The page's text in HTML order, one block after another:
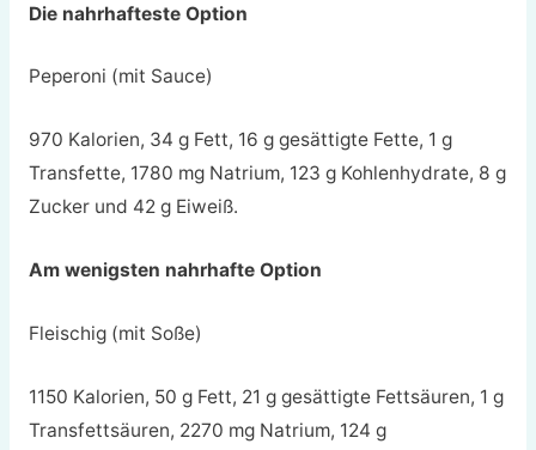
Die nahrhafteste Option
Peperoni (mit Sauce)
970 Kalorien, 34 g Fett, 16 g gesättigte Fette, 1 g
Transfette, 1780 mg Natrium, 123 g Kohlenhydrate, 8 g
Zucker und 42 g Eiweiß.
Am wenigsten nahrhafte Option
Fleischig (mit Soße)
1150 Kalorien, 50 g Fett, 21 g gesättigte Fettsäuren, 1 g
Transfettsäuren, 2270 mg Natrium, 124 g